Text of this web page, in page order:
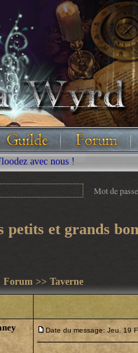
Mot de
petits et grands
Forum >> Taverne
Date du message: Jeu. 19